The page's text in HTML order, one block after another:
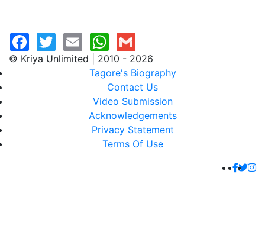
© Kriya Unlimited | 2010 - 2026
Tagore's Biography
Contact Us
Video Submission
Acknowledgements
Privacy Statement
Terms Of Use